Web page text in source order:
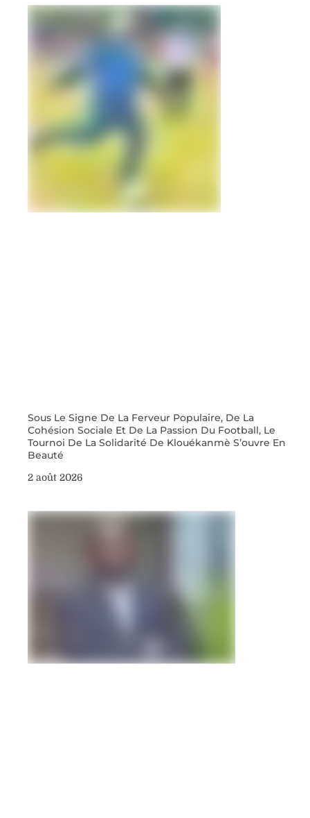
Sous Le Signe De La Ferveur Populaire, De La
Cohésion Sociale Et De La Passion Du Football, Le
Tournoi De La Solidarité De Klouékanmè S’ouvre En
Beauté
2 août 2026